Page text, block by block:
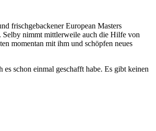
frischgebackener European Masters
Selby nimmt mittlerweile auch die Hilfe von
momentan mit ihm und schöpfen neues
schon einmal geschafft habe. Es gibt keinen